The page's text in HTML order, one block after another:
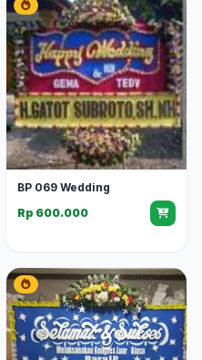
BP 069 Wedding
Rp 600.000